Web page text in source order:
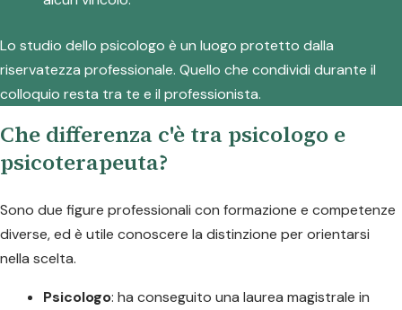
Lo studio dello psicologo è un luogo protetto dalla
riservatezza professionale. Quello che condividi durante il
colloquio resta tra te e il professionista.
Che differenza c'è tra psicologo e
psicoterapeuta?
Sono due figure professionali con formazione e competenze
diverse, ed è utile conoscere la distinzione per orientarsi
nella scelta.
Psicologo: ha conseguito una laurea magistrale in